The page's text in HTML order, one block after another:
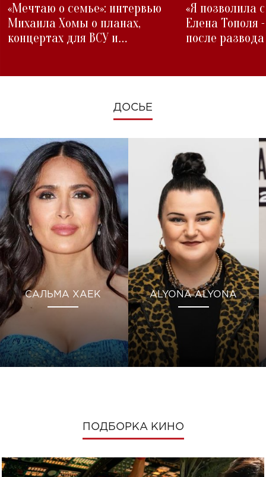
«Мечтаю о семье»: интервью
Михаила Хомы о планах,
концертах для ВСУ и
«Я позволила
Елена Тополя
после развода
ДОСЬЕ
САЛЬМА ХАЕК ALYONA ALYONA
ПОДБОРКА КИНО